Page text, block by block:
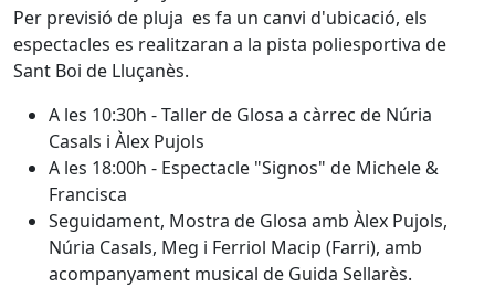
Per previsió de pluja es fa un canvi d'ubicació, els
espectacles es realitzaran a la pista poliesportiva de
Sant Boi de Lluçanès.
A les 10:30h - Taller de Glosa a càrrec de Núria
Casals i Àlex Pujols
A les 18:00h - Espectacle "Signos" de Michele &
Francisca
Seguidament, Mostra de Glosa amb Àlex Pujols,
Núria Casals, Meg i Ferriol Macip (Farri), amb
acompanyament musical de Guida Sellarès.